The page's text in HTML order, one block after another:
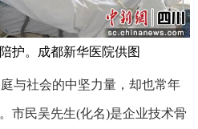
护。成都新华医院供图
社会的中坚力量，却也常年
市民吴先生(化名)是企业技术骨